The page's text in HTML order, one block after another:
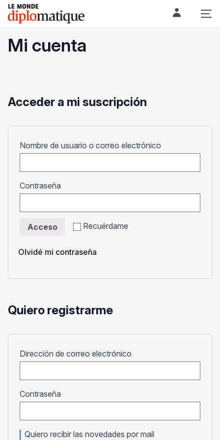
Skip
content
Le monde diplomatique
Mi cuenta
Acceder a mi suscripción
Nombre de usuario o correo electrónico
Contraseña
Recuérdame
Acceso
Olvidé mi contraseña
Quiero registrarme
Dirección de correo electrónico
Contraseña
Quiero recibir las novedades por mail